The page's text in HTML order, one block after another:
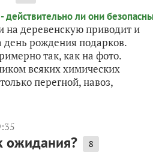
на деревенскую приводит и
рождения подарков.
так, как на фото.
всяких химических
перегной, навоз,
ожидания? 8